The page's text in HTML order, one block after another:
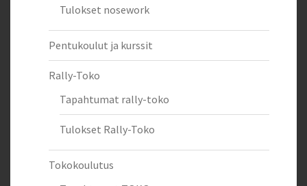
Tulokset nosework
Pentukoulut ja kurssit
Rally-Toko
Tapahtumat rally-toko
Tulokset Rally-Toko
Tokokoulutus